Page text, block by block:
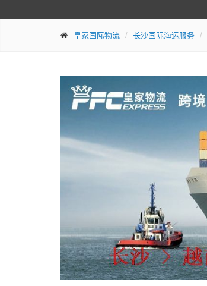
皇家国际物流 长沙国际海运服务